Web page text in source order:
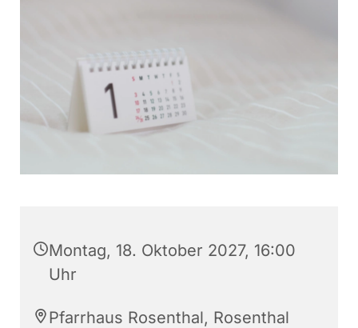
Montag, 18. Oktober 2027, 16:00
Uhr
Pfarrhaus Rosenthal, Rosenthal